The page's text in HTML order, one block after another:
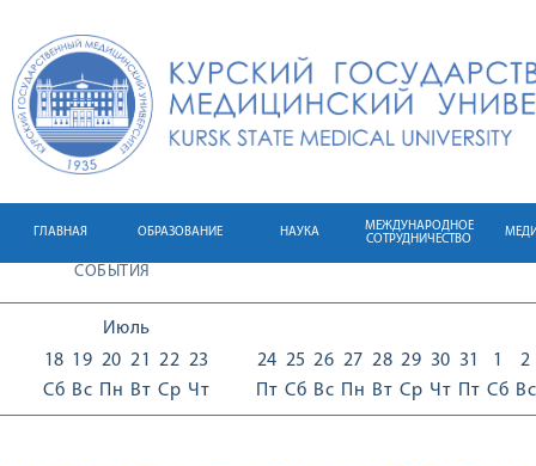
ГЛАВНАЯ ОБРАЗОВАНИЕ НАУКА
МЕЖДУНАРОДНОЕ
СОТРУДНИЧЕСТВО
СОБЫТИЯ
Июль
18
Сб
19
Вс
20
Пн
21
Вт
22
Ср
23
Чт
24
Пт
25
Сб
26
Вс
27
Пн
28
Вт
29
Ср
30
Чт
31
Пт
1
Сб
2
Вс